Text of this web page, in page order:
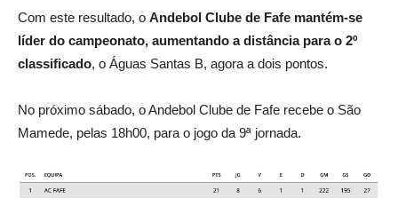
Com este resultado, o Andebol Clube de Fafe mantém-se
líder do campeonato, aumentando a distância para o 2º
classificado, o Águas Santas B, agora a dois pontos.
No próximo sábado, o Andebol Clube de Fafe recebe o São
Mamede, pelas 18h00, para o jogo da 9ª jornada.